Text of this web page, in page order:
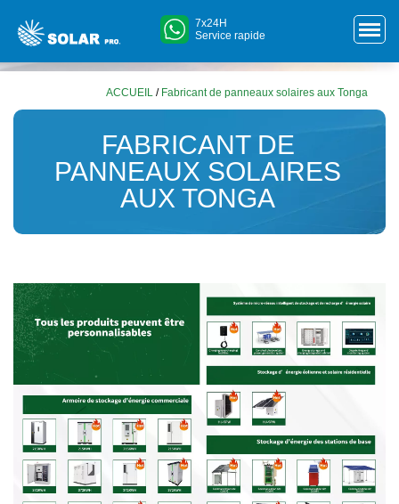
7x24H
Service rapide
ACCUEIL / Fabricant de panneaux solaires aux Tonga
FABRICANT DE
PANNEAUX SOLAIRES
AUX TONGA